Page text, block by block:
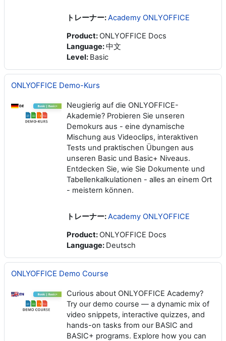
トレーナー:Academy ONLYOFFICE
Product: ONLYOFFICE Docs
Language:中文
Level: Basic
ONLYOFFICE Demo-Kurs
Neugierig auf die ONLYOFFICE-
Akademie? Probieren Sie unseren
Demokurs aus - eine dynamische
Mischung aus Videoclips, interaktiven
Tests und praktischen Übungen aus
unseren Basic und Basic+ Niveaus.
Entdecken Sie, wie Sie Dokumente und
Tabellenkalkulationen - alles an einem Ort
- meistern können.
トレーナー:Academy ONLYOFFICE
Product: ONLYOFFICE Docs
Language: Deutsch
ONLYOFFICE Demo Course
Curious about ONLYOFFICE Academy?
Try our demo course — a dynamic mix of
video snippets, interactive quizzes, and
hands-on tasks from our BASIC and
BASIC+ programs. Explore how you can